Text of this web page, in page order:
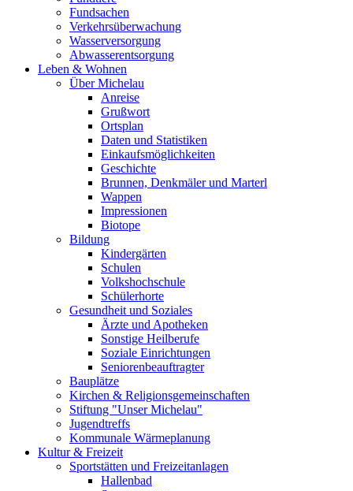
Fundsachen
Verkehrsüberwachung
Wasserversorgung
Abwasserentsorgung
Leben & Wohnen
Über Michelau
Anreise
Grußwort
Ortsplan
Daten und Statistiken
Einkaufsmöglichkeiten
Geschichte
Brunnen, Denkmäler und Marterl
Wappen
Impressionen
Biotope
Bildung
Kindergärten
Schulen
Volkshochschule
Schülerhorte
Gesundheit und Soziales
Ärzte und Apotheken
Sonstige Heilberufe
Soziale Einrichtungen
Seniorenbeauftragter
Bauplätze
Kirchen & Religionsgemeinschaften
Stiftung "Unser Michelau"
Jugendtreffs
Kommunale Wärmeplanung
Kultur & Freizeit
Sportstätten und Freizeitanlagen
Hallenbad